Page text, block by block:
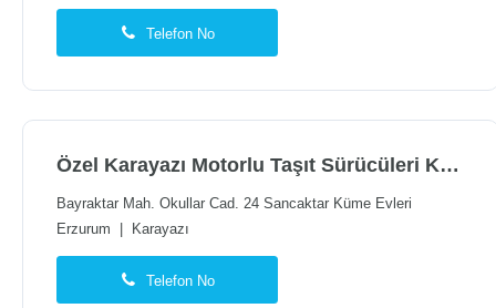
Telefon No
Özel Karayazı Motorlu Taşıt Sürücüleri Kursu
Bayraktar Mah. Okullar Cad. 24 Sancaktar Küme Evleri
Erzurum
Karayazı
Telefon No